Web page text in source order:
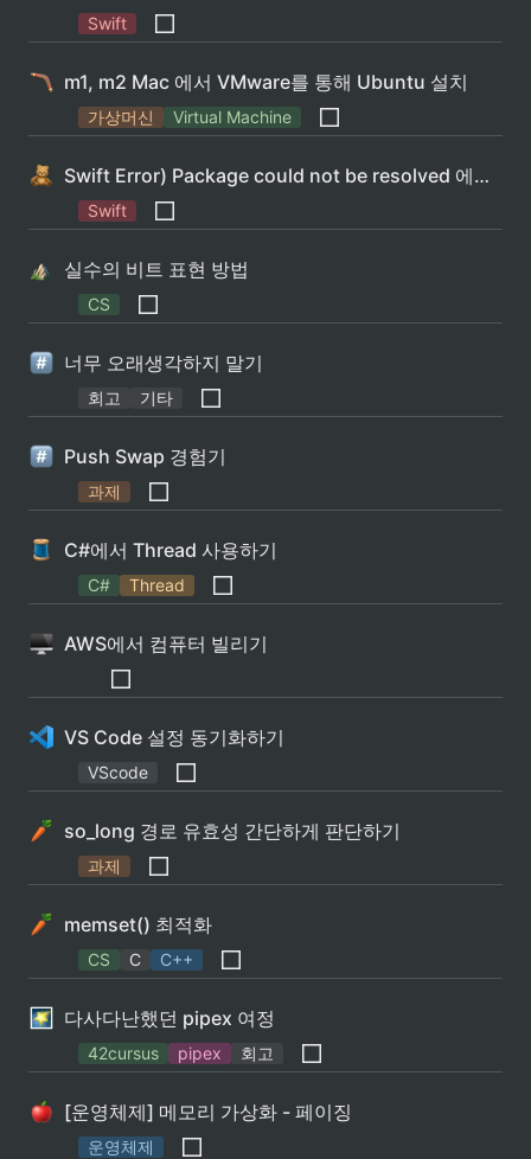
Swift
m1, m2 Mac 에서 VMware를 통해 Ubuntu 설치
가상머신 Virtual Machine
Swift Error) Package could not be resolved 에러 해결
Swift
실수의 비트 표현 방법
CS
너무 오래생각하지 말기
회고 기타
Push Swap 경험기
과제
C#에서 Thread 사용하기
C# Thread
AWS에서 컴퓨터 빌리기
VS Code 설정 동기화하기
VScode
so_long 경로 유효성 간단하게 판단하기
과제
memset() 최적화
CS C C++
다사다난했던 pipex 여정
42cursus pipex 회고
[운영체제] 메모리 가상화 - 페이징
운영체제